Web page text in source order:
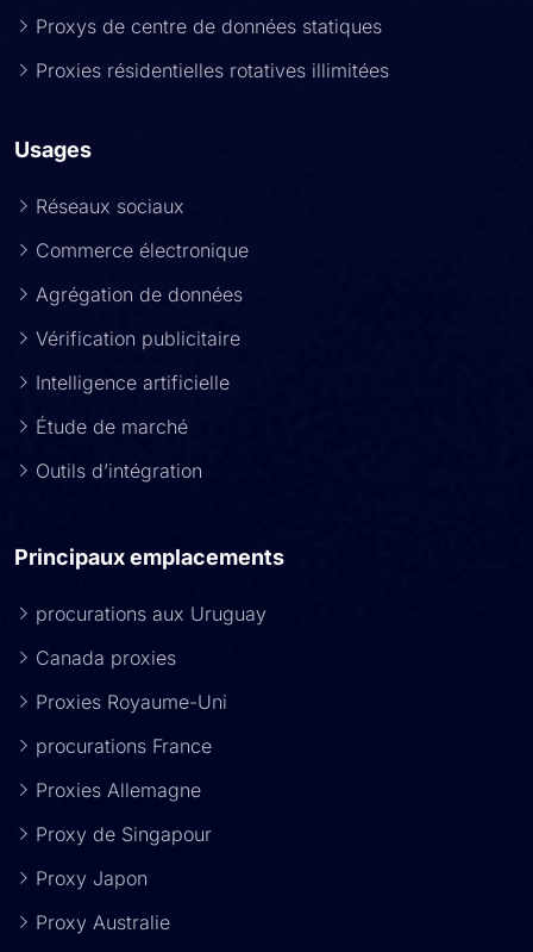
Proxys de centre de données statiques
Proxies résidentielles rotatives illimitées
Usages
Réseaux sociaux
Commerce électronique
Agrégation de données
Vérification publicitaire
Intelligence artificielle
Étude de marché
Outils d’intégration
Principaux emplacements
procurations aux Uruguay
Canada proxies
Proxies Royaume-Uni
procurations France
Proxies Allemagne
Proxy de Singapour
Proxy Japon
Proxy Australie